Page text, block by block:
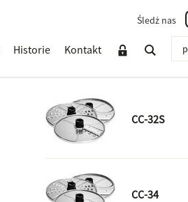
Śledż nas
Historie Kontakt
CC-32S
CC-34